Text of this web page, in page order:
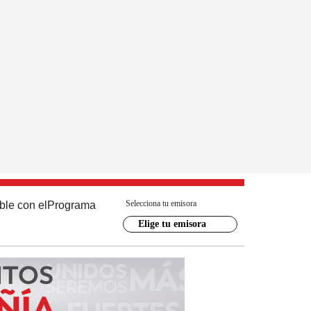
con el Programa Selecciona tu emisora
Elige tu emisora